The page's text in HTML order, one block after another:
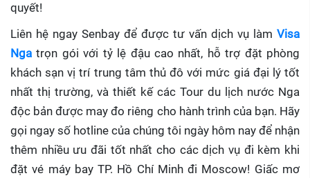
quyết!
Liên hệ ngay Senbay để được tư vấn dịch vụ làm Visa
Nga trọn gói với tỷ lệ đậu cao nhất, hỗ trợ đặt phòng
khách sạn vị trí trung tâm thủ đô với mức giá đại lý tốt
nhất thị trường, và thiết kế các Tour du lịch nước Nga
độc bản được may đo riêng cho hành trình của bạn. Hãy
gọi ngay số hotline của chúng tôi ngày hôm nay để nhận
thêm nhiều ưu đãi tốt nhất cho các dịch vụ đi kèm khi
đặt vé máy bay TP. Hồ Chí Minh đi Moscow! Giấc mơ